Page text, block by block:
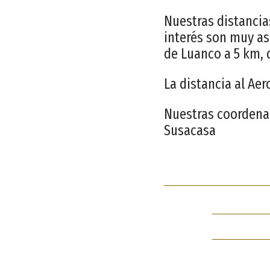
Nuestras
interés son muy
de Luanco a 5 km,
La distancia al
Nuestras
Susacasa